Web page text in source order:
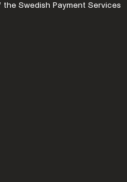
Swedish Payment Services